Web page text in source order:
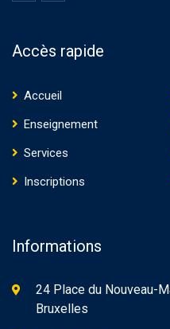
Accès rapide
Accueil
Enseignement
Services
Inscriptions
Informations
24 Place du Nouveau-
Bruxelles